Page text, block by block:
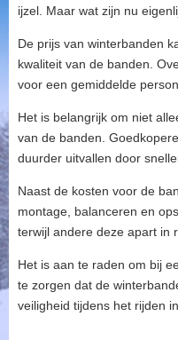
ijzel. Maar wat zijn nu
De prijs van winterbanden
kwaliteit van de banden.
voor een gemiddelde
Het is belangrijk om niet
van de banden.
duurder uitvallen door
Naast de kosten voor de
montage, balanceren en
terwijl andere deze apart in
Het is aan te raden om bij
te zorgen dat de
veiligheid tijdens het rijden